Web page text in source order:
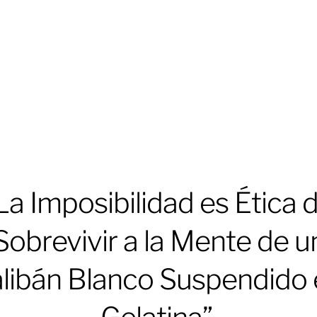
Imposibilidad es Ética
a la Mente de
Blanco Suspendido